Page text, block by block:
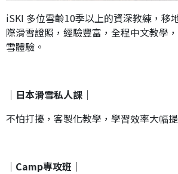
iSKI 多位雪齡10季以上的資深教練，移
際滑雪證照，經驗豐富，全程中文教學
雪體驗。
｜日本滑雪私人課｜
不怕打擾，客製化教學，學習效率大幅
｜Camp專攻班｜